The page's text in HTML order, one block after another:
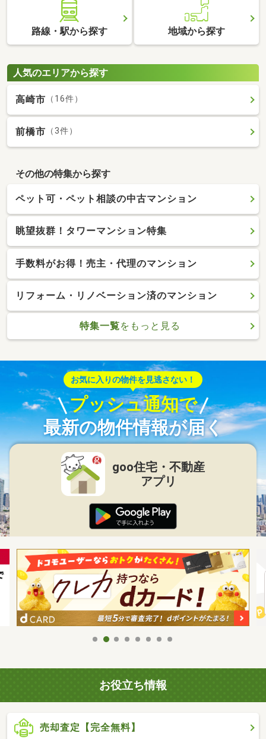
路線・駅から探す 地域から探す
人気のエリアから探す
高崎市 （16件）
前橋市 （3件）
その他の特集から探す
ペット可・ペット相談の中古マンション
眺望抜群！タワーマンション特集
手数料がお得！売主・代理のマンション
リフォーム・リノベーション済のマンション
特集一覧をもっと見る
お気に入りの物件を見逃さない！
プッシュ通知で
最新の物件情報が届く
goo住宅・不動産
アプリ
お役立ち情報
売却査定【完全無料】